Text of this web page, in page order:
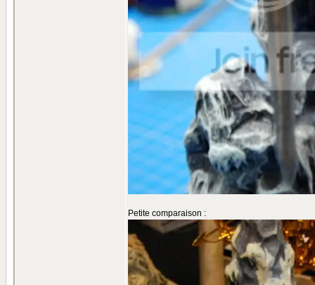
Petite comparaison :